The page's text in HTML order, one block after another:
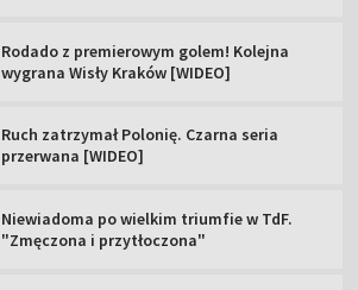
Rodado z premierowym golem! Kolejna
wygrana Wisły Kraków [WIDEO]
Ruch zatrzymał Polonię. Czarna seria
przerwana [WIDEO]
Niewiadoma po wielkim triumfie w TdF.
"Zmęczona i przytłoczona"